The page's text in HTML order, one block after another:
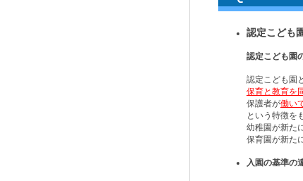
認定こども
認定こども園
認定こども園
保育と教育を
保護者が働い
という特徴を
幼稚園が新た
保育園が新た
入園の基準の